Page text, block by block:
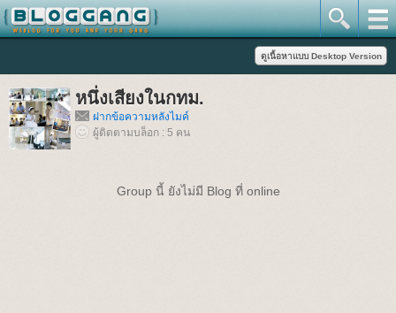
หนึ่งเสียงในกทม.
ฝากข้อความหลังไมค์
ผู้ติดตามบล็อก : 5 คน
Group นี้ ยังไม่มี Blog ที่ online